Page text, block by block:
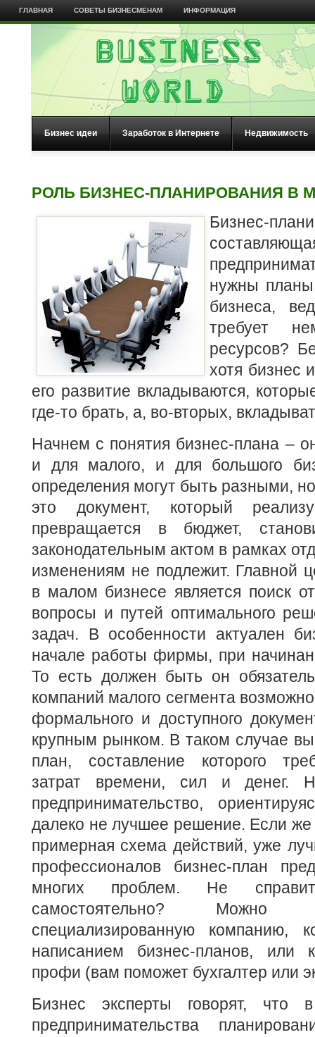
ГЛАВНАЯ СОВЕТЫ БИЗНЕСМЕНАМ ИНФОРМАЦИЯ
Бизнес идеи Заработок в Интернете Недвижимость
РОЛЬ БИЗНЕС-ПЛАНИРОВАНИЯ В
Бизнес-
нужны планы
бизнеса,
требует
ресурсов?
хотя бизнес
его развитие вкладываются,
где-то брать, а, во-вторых,
Начнем с понятия бизнес-плана –
и для малого, и для большого
определения могут быть разными,
это документ, который
превращается в бюджет,
законодательным актом в рамках
изменениям не подлежит. Главной
в малом бизнесе является поиск
вопросы и путей оптимального
задач. В особенности актуален
начале работы фирмы, при
То есть должен быть он
компаний малого сегмента
формального и доступного
крупным рынком. В таком случае
план, составление которого
затрат времени, сил и денег.
предпринимательство,
далеко не лучшее решение. Если же
примерная схема действий, уже
профессионалов бизнес-план
многих проблем. Не
самостоятельно? Можно
специализированную компанию,
написанием бизнес-планов, или
профи (вам поможет бухгалтер или
Бизнес эксперты говорят, что
предпринимательства